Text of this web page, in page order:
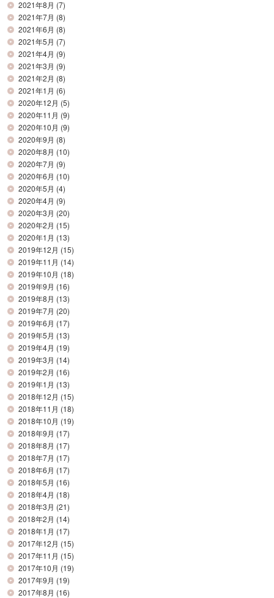
2021年8月 (7)
2021年7月 (8)
2021年6月 (8)
2021年5月 (7)
2021年4月 (9)
2021年3月 (9)
2021年2月 (8)
2021年1月 (6)
2020年12月 (5)
2020年11月 (9)
2020年10月 (9)
2020年9月 (8)
2020年8月 (10)
2020年7月 (9)
2020年6月 (10)
2020年5月 (4)
2020年4月 (9)
2020年3月 (20)
2020年2月 (15)
2020年1月 (13)
2019年12月 (15)
2019年11月 (14)
2019年10月 (18)
2019年9月 (16)
2019年8月 (13)
2019年7月 (20)
2019年6月 (17)
2019年5月 (13)
2019年4月 (19)
2019年3月 (14)
2019年2月 (16)
2019年1月 (13)
2018年12月 (15)
2018年11月 (18)
2018年10月 (19)
2018年9月 (17)
2018年8月 (17)
2018年7月 (17)
2018年6月 (17)
2018年5月 (16)
2018年4月 (18)
2018年3月 (21)
2018年2月 (14)
2018年1月 (17)
2017年12月 (15)
2017年11月 (15)
2017年10月 (19)
2017年9月 (19)
2017年8月 (16)